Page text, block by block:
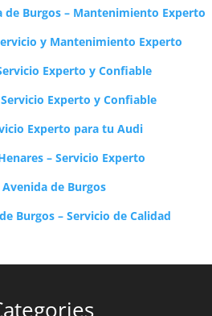
de Burgos – Mantenimiento Experto
y Mantenimiento Experto
Experto y Confiable
Experto y Confiable
Experto para tu Audi
– Servicio Experto
de Burgos
Burgos – Servicio de Calidad